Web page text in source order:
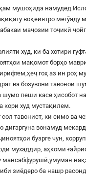
мушоҳида намудед
воқеиятро мегӯяду
маҷозии тоҷикӣ
худ, ки ба хотири
мақомот борҳо
гоҳ аз ин роҳ
ва бозувони тавонои
шумо пеши касе ҳисобот
кори худ мустақилем.
тавонист, ки симо ва
дигаргуна вонамуд
бузрге чун,
мухаддир, аҳкоми
мансабфурушӣ,умуман
зиёдеро ба нашр